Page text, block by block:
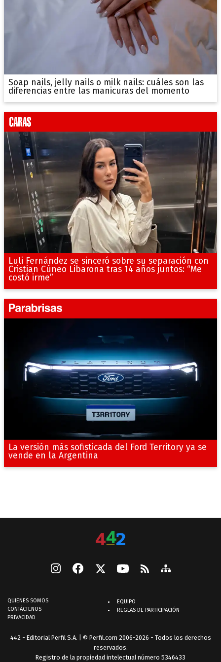
Soap nails, jelly nails o milk nails: cuáles son las
diferencias entre las manicuras del momento
Luli Fernández se sinceró sobre su separación con
Cristian Cúneo Libarona tras 14 años juntos: “Me
costó irme”
La versión más sofisticada del Ford Territory ya se
vende en la Argentina
QUIENES SOMOS
CONTÁCTENOS
PRIVACIDAD
EQUIPO
REGLAS DE PARTICIPACIÓN
442 - Editorial Perfil S.A. | © Perfil.com 2006-2026 - Todos los derechos
reservados.
Registro de la propiedad intelectual número 5346433